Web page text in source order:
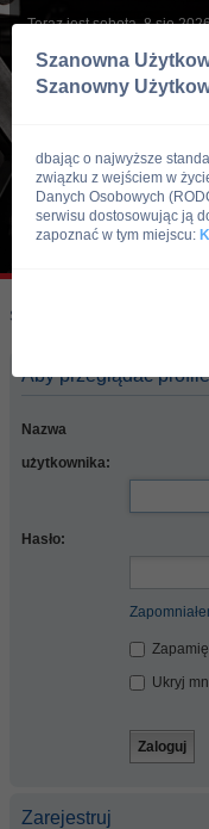
Teraz jest sobota, 8 sie
Skocz do:
Aby przeglądać
Nazwa
użytkownika:
Hasło:
Ukryj
Zarejestruj
Szanowna
Szanowny
dbając o najwyższe
związku z wejściem w
Danych Osobowych
serwisu dostosowując ją
zapoznać w tym miejscu: